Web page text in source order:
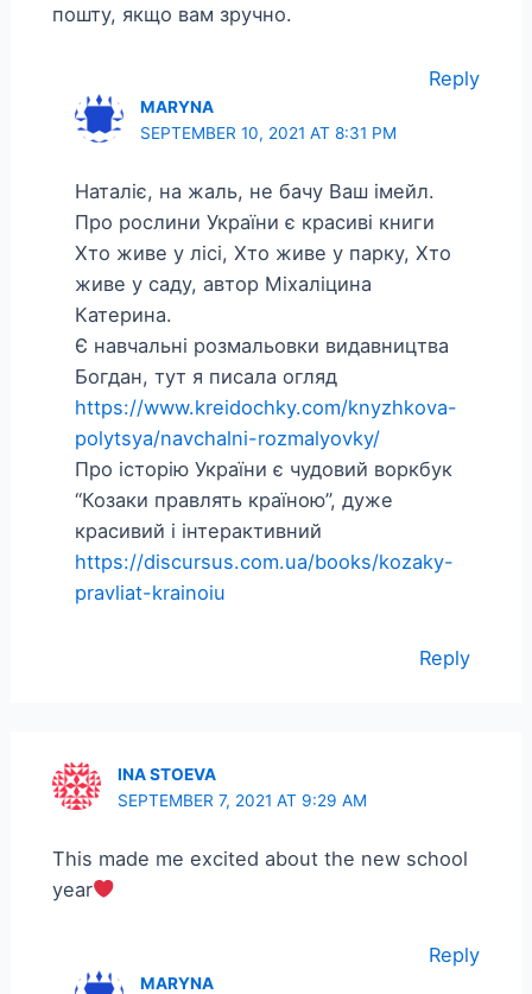
пошту, якщо вам зручно.
Reply
MARYNA
SEPTEMBER 10, 2021 AT 8:31 PM
Наталіє, на жаль, не бачу Ваш імейл.
Про рослини України є красиві книги
Хто живе у лісі, Хто живе у парку, Хто
живе у саду, автор Міхаліцина
Катерина.
Є навчальні розмальовки видавництва
Богдан, тут я писала огляд
https://www.kreidochky.com/knyzhkova-
polytsya/navchalni-rozmalyovky/
Про історію України є чудовий воркбук
“Козаки правлять країною”, дуже
красивий і інтерактивний
https://discursus.com.ua/books/kozaky-
pravliat-krainoiu
Reply
INA STOEVA
SEPTEMBER 7, 2021 AT 9:29 AM
This made me excited about the new school
year
Reply
MARYNA